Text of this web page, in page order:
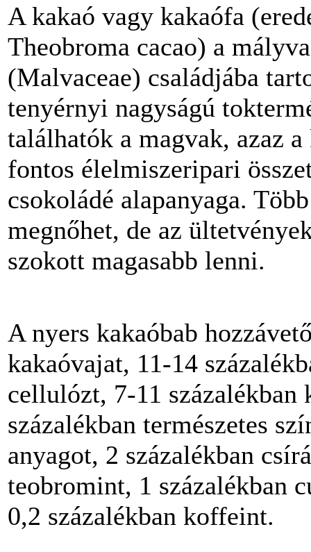
A kakaó vagy kakaófa
Theobroma cacao) a
(Malvaceae) családjába
tenyérnyi nagyságú
találhatók a magvak, azaz
fontos élelmiszeripari
csokoládé alapanyaga.
megnőhet, de az
szokott magasabb lenni.
A nyers kakaóbab
kakaóvajat, 11-14
cellulózt, 7-11 százalékban
százalékban természetes
anyagot, 2 százalékban
teobromint, 1 százalékban
0,2 százalékban koffeint.